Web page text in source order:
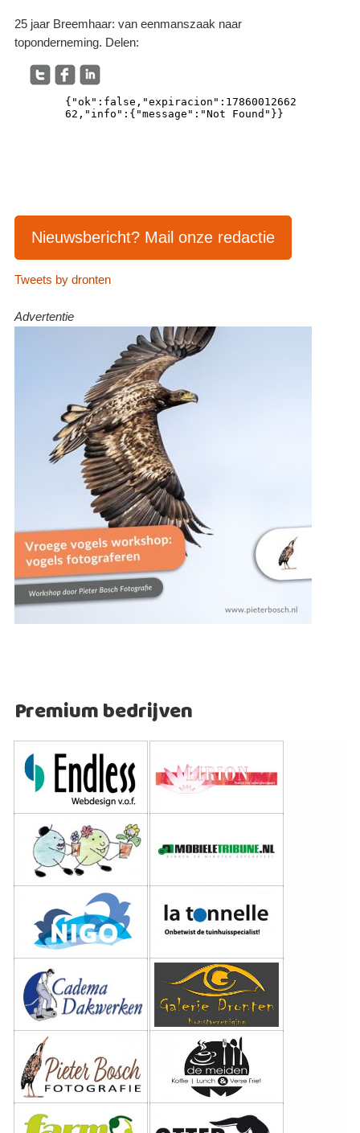
25 jaar Breemhaar: van eenmanszaak naar
toponderneming. Delen:
Nieuwsbericht? Mail onze redactie
Tweets by dronten
Advertentie
Premium bedrijven